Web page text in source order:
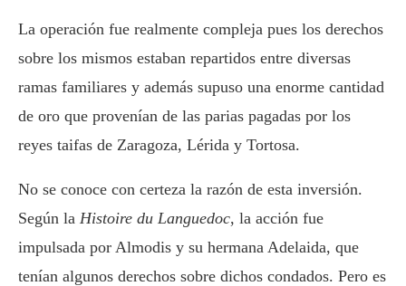
La operación fue realmente compleja pues los derechos
sobre los mismos estaban repartidos entre diversas
ramas familiares y además supuso una enorme cantidad
de oro que provenían de las parias pagadas por los
reyes taifas de Zaragoza, Lérida y Tortosa.
No se conoce con certeza la razón de esta inversión.
Según la Histoire du Languedoc, la acción fue
impulsada por Almodis y su hermana Adelaida, que
tenían algunos derechos sobre dichos condados. Pero es